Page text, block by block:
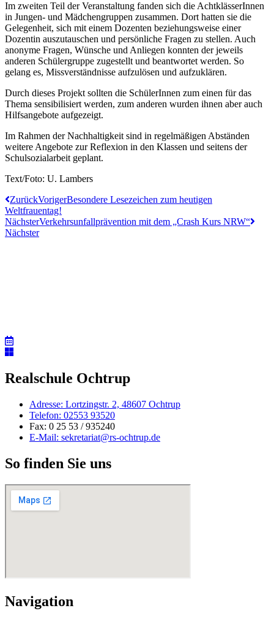
Im zweiten Teil der Veranstaltung fanden sich die AchtklässerInnen
in Jungen- und Mädchengruppen zusammen. Dort hatten sie die
Gelegenheit, sich mit einem Dozenten beziehungsweise einer
Dozentin auszutauschen und persönliche Fragen zu stellen. Auch
anonyme Fragen, Wünsche und Anliegen konnten derjeweils
anderen Schülergruppe zugestellt und beantwortet werden. So
gelang es, Missverständnisse aufzulösen und aufzuklären.
Durch dieses Projekt sollten die SchülerInnen zum einen für das
Thema sensibilisiert werden, zum anderen wurden ihnen aber auch
Hilfsangebote aufgezeigt.
Im Rahmen der Nachhaltigkeit sind in regelmäßigen Abständen
weitere Angebote zur Reflexion in den Klassen und seitens der
Schulsozialarbeit geplant.
Text/Foto: U. Lambers
ZurückVorigerBesondere Lesezeichen zum heutigen
Weltfrauentag!
NächsterVerkehrsunfallprävention mit dem „Crash Kurs NRW“
Nächster
Realschule Ochtrup
Adresse: Lortzingstr. 2, 48607 Ochtrup
Telefon: 02553 93520
Fax: 0 25 53 / 935240
E-Mail: sekretariat@rs-ochtrup.de
So finden Sie uns
Navigation